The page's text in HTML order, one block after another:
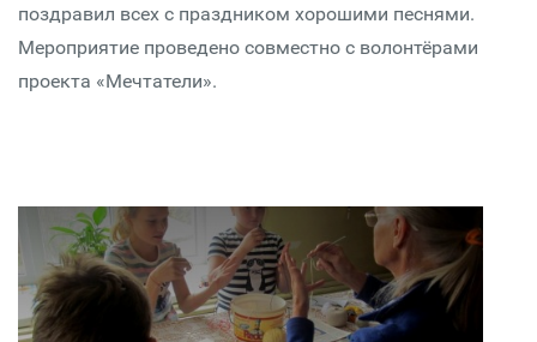
поздравил всех с праздником хорошими песнями.
Мероприятие проведено совместно с волонтёрами
проекта «Мечтатели».